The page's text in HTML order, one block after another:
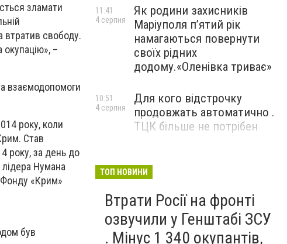
зламати
втратив свободу.
–
взаємодопомоги
року, коли
Став
року, за день до
Нумана
Фонду «Крим»
був
Як родини захисників
Маріуполя пʼятий рік
намагаються повернути
своїх рідних
додому.«Оленівка триває»
11:41
4 серпня
Для кого відстрочку
продовжать автоматично .
ТЦК більше не потрібен
10:51
4 серпня
ТОП НОВИНИ
Втрати Росії на фронті
озвучили у Генштабі ЗСУ
. Мінус 1 340 окупантів,